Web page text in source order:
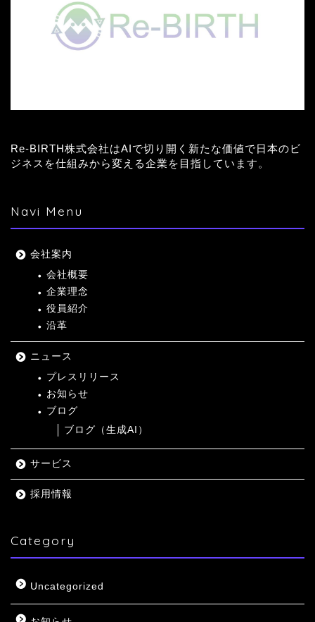
Re-BIRTH株式会社はAIで切り開く新たな価値で日本のビ
ジネスを仕組みから変える企業を目指しています。
Navi Menu
会社案内
会社概要
企業理念
役員紹介
沿革
ニュース
プレスリリース
お知らせ
ブログ
ブログ（生成AI）
サービス
採用情報
Category
Uncategorized